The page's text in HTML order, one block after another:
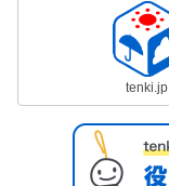
tenki.jp